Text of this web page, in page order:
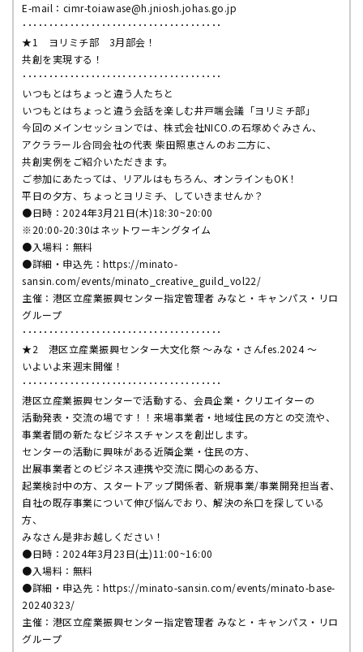
E-mail：cimr-toiawase@h.jniosh.johas.go.jp
･･････････････････････････････････････
★1 ヨリミチ部 3月部会！
共創を実現する！
･･････････････････････････････････････
いつもとはちょっと違う人たちと
いつもとはちょっと違う会話を楽しむ井戸端会議「ヨリミチ部」
今回のメインセッションでは、株式会社NICO.の石塚めぐみさん、
アクララール合同会社の代表 柴田照恵さんのお二方に、
共創実例をご紹介いただきます。
ご参加にあたっては、リアルはもちろん、オンラインもOK！
平日の夕方、ちょっとヨリミチ、していきませんか？
●日時：2024年3月21日(木)18:30~20:00
※20:00-20:30はネットワーキングタイム
●入場料：無料
●詳細・申込先：https://minato-
sansin.com/events/minato_creative_guild_vol22/
主催：港区立産業振興センター指定管理者 みなと・キャンパス・リロ
グループ
･･････････････････････････････････････
★2 港区立産業振興センター大文化祭 〜みな・さんfes.2024 〜
いよいよ来週末開催！
･･････････････････････････････････････
港区立産業振興センターで活動する、会員企業・クリエイターの
活動発表・交流の場です！！来場事業者・地域住民の方との交流や、
事業者間の新たなビジネスチャンスを創出します。
センターの活動に興味がある近隣企業・住民の方、
出展事業者とのビジネス連携や交流に関心のある方、
起業検討中の方、スタートアップ関係者、新規事業/事業開発担当者、
自社の既存事業について伸び悩んでおり、解決の糸口を探している
方、
みなさん是非お越しください！
●日時：2024年3月23日(土)11:00~16:00
●入場料：無料
●詳細・申込先：https://minato-sansin.com/events/minato-base-
20240323/
主催：港区立産業振興センター指定管理者 みなと・キャンパス・リロ
グループ